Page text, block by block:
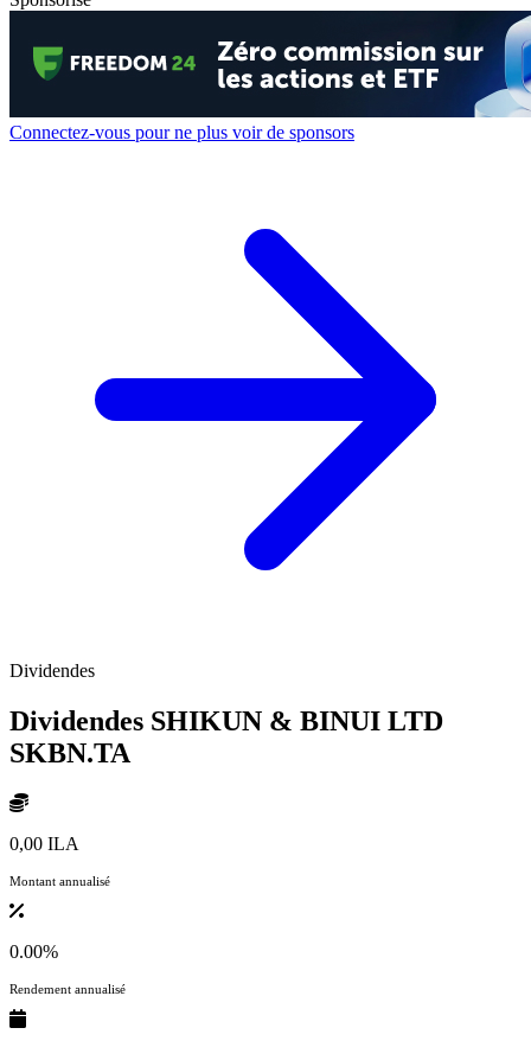
Connectez-vous pour ne plus voir de sponsors
Dividendes
Dividendes SHIKUN & BINUI LTD
SKBN.TA
0,00 ILA
Montant annualisé
0.00%
Rendement annualisé